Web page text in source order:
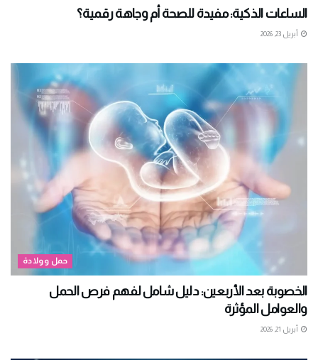
الساعات الذكية: مفيدة للصحة أم وجاهة رقمية؟
أبريل 23, 2026
حمل وولادة
الخصوبة بعد الأربعين: دليل شامل لفهم فرص الحمل
والعوامل المؤثرة
أبريل 21, 2026